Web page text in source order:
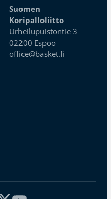
Suomen
Koripalloliitto
Urheilupuistontie 3
02200 Espoo
office@basket.fi